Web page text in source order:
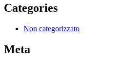
Categories
Non categorizzato
Meta